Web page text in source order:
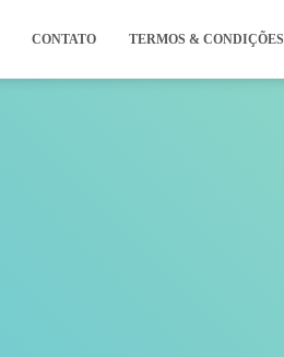
CONTATO TERMOS & CONDIÇÕES